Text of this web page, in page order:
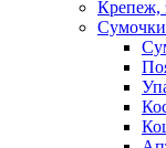
Крепеж,